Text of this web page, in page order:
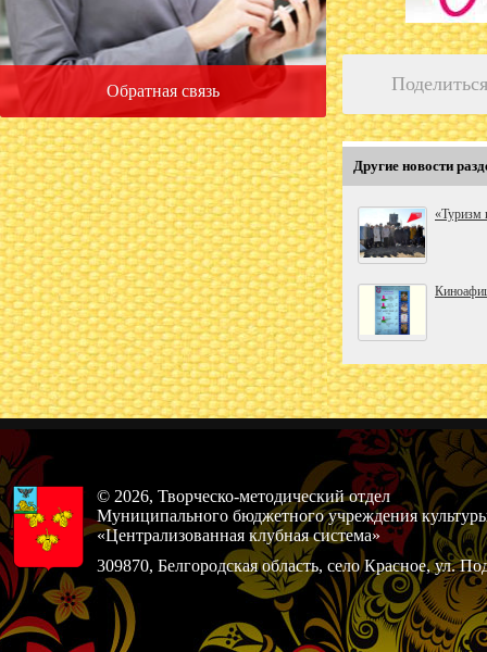
Обратная связь
Другие новости
«Туризм
© 2026, Творческо-методический отдел
Муниципального бюджетного учреждения
«Централизованная клубная система»
309870, Белгородская область, село Красное, ул.